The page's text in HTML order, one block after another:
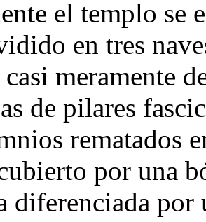
el templo se
en tres
casi meramente
de pilares
rematados
por una
diferenciada